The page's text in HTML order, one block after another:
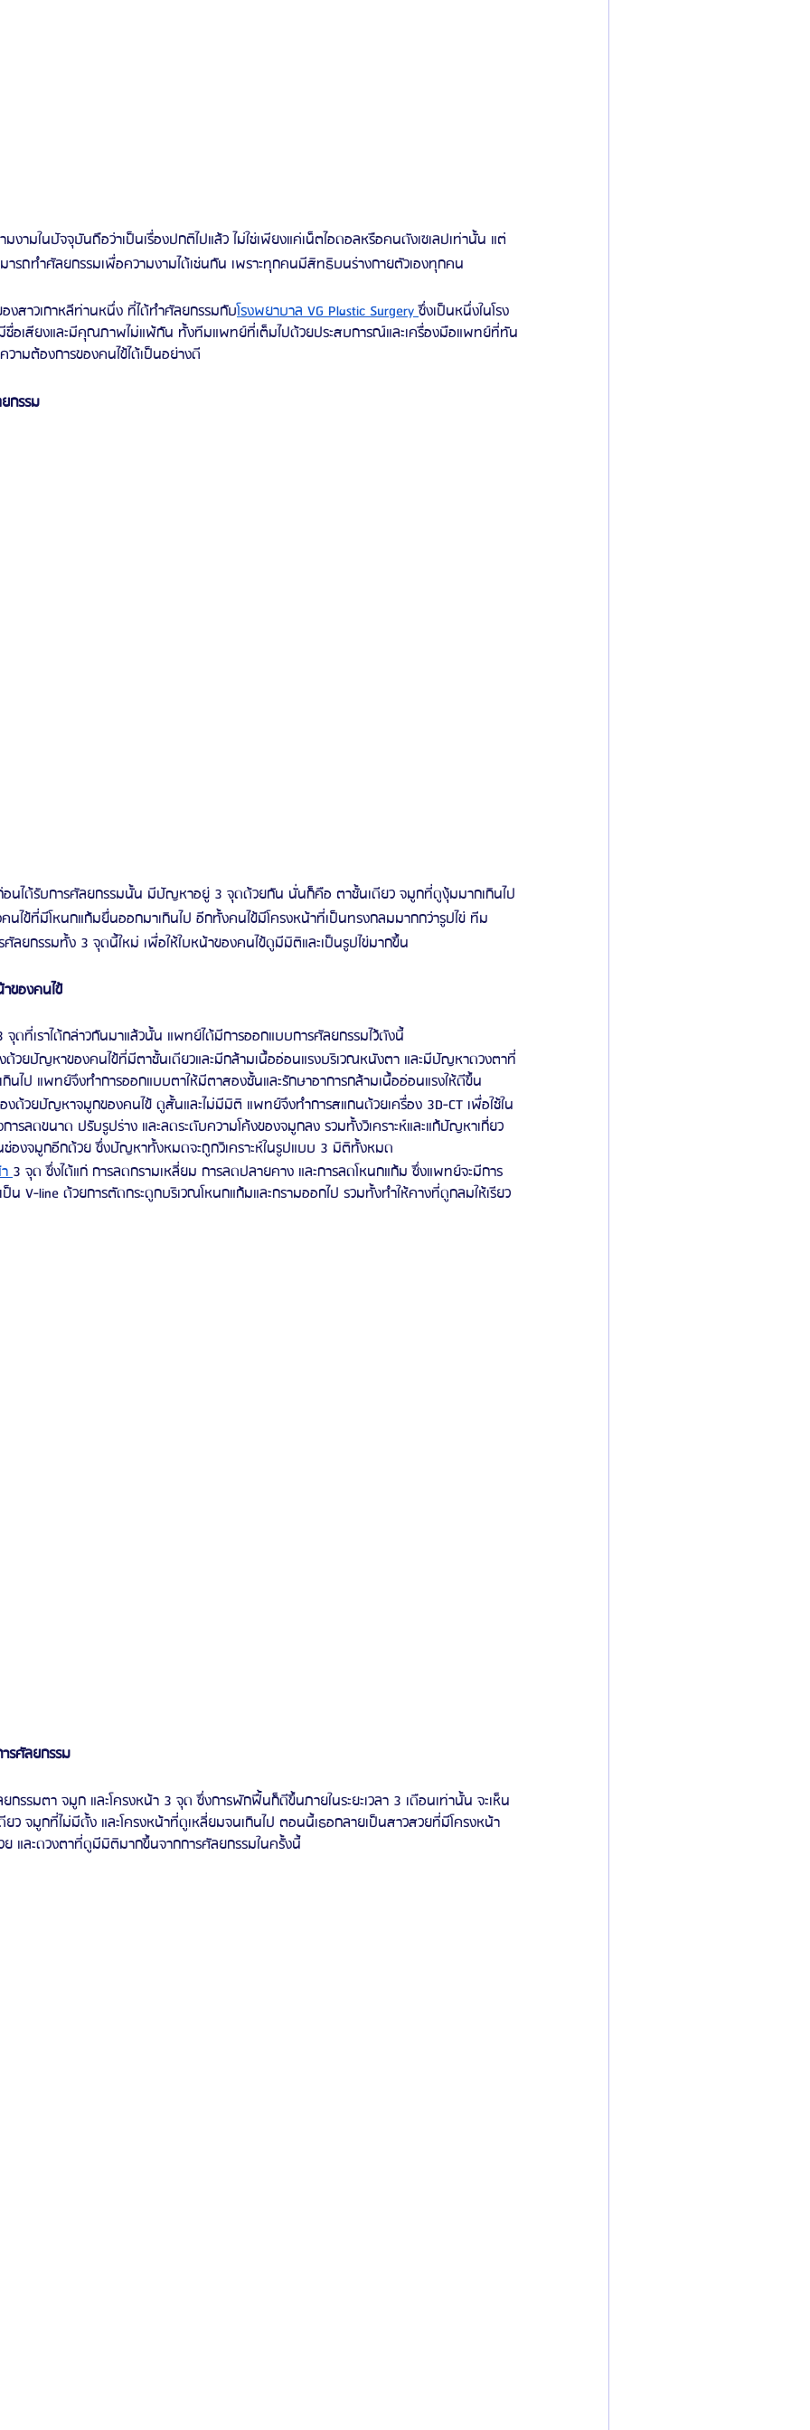
ารถทำศัลยกรรมเพื่อความงามได้เช่นกัน เพราะทุกคนมีสิทธิบนร่างกายตัวเองทุกคน
ของสาวเกาหลีท่านหนึ่ง ที่ได้ทำศัลยกรรมกับ
โรงพยาบาล VG Plastic Surgery ซึ่งเป็นหนึ่งในโรง
ชื่อเสียงและมีคุณภาพไม่แพ้กัน ทั้งทีมแพทย์ที่เต็มไปด้วยประสบการณ์และเครื่องมือแพทย์ที่ทัน
ามต้องการของคนไข้ได้เป็นอย่างดี
กรรม
นไข้ที่มีโหนกแก้มยื่นออกมาเกินไป อีกทั้งคนไข้มีโครงหน้าที่เป็นทรงกลมมากกว่ารูปไข่ ทีม
ลยกรรมทั้ง 3 จุดนี้ใหม่ เพื่อให้ใบหน้าของคนไข้ดูมีมิติและเป็นรูปไข่มากขึ้น
ของคนไข้
จุดที่เราได้กล่าวกันมาแล้วนั้น แพทย์ได้มีการออกแบบการศัลยกรรมไว้ดังนี้
ด้วยปัญหาของคนไข้ที่มีตาชั้นเดียวและมีกล้ามเนื้ออ่อนแรงบริเวณหนังตา และมีปัญหาดวงตาที่
ไป แพทย์จึงทำการออกแบบตาให้มีตาสองชั้นและรักษาอาการกล้ามเนื้ออ่อนแรงให้ดีขึ้น
งด้วยปัญหาจมูกของคนไข้ ดูสั้นและไม่มีมิติ แพทย์จึงทำการสแกนด้วยเครื่อง 3D-CT เพื่อใช้ใน
รลดขนาด ปรับรูปร่าง และลดระดับความโค้งของจมูกลง รวมทั้งวิเคราะห์และแก้ปัญหาเกี่ยว
องจมูกอีกด้วย ซึ่งปัญหาทั้งหมดจะถูกวิเคราะห์ในรูปแบบ 3 มิติทั้งหมด
า 3 จุด ซึ่งได้แก่ การลดกรามเหลี่ยม การลดปลายคาง และการลดโหนกแก้ม ซึ่งแพทย์จะมีการ
ป็น V-line ด้วยการตัดกระดูกบริเวณโหนกแก้มและกรามออกไป รวมทั้งทำให้คางที่ดูกลมให้เรียว
รศัลยกรรม
ว จมูกที่ไม่มีดั้ง และโครงหน้าที่ดูเหลี่ยมจนเกินไป ตอนนี้เธอกลายเป็นสาวสวยที่มีโครงหน้า
และดวงตาที่ดูมีมิติมากขึ้นจากการศัลยกรรมในครั้งนี้